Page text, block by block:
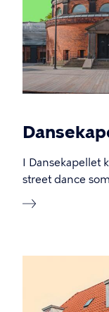
I Dansekapellet
street dance